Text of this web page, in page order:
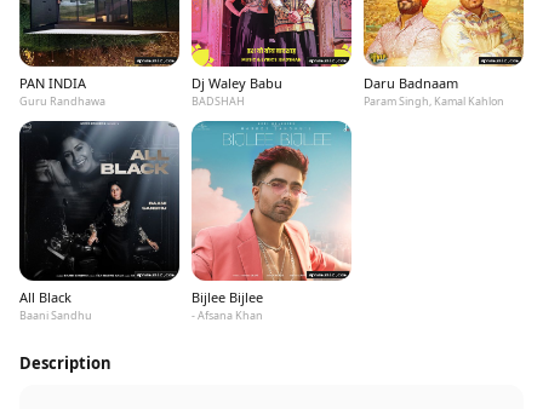
PAN INDIA
Guru Randhawa
Dj Waley Babu
BADSHAH
Daru Badnaam
Param Singh, Kamal Kahlon
All Black
Baani Sandhu
Bijlee Bijlee
- Afsana Khan
Description